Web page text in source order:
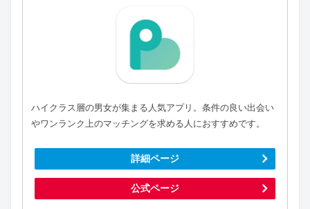
ハイクラス層の男女が集まる人気アプリ。条件の良い出会い
やワンランク上のマッチングを求める人におすすめです。
詳細ページ
公式ページ